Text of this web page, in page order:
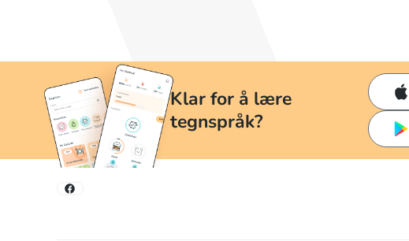
Klar for å lære
tegnspråk?
Lær tegnspråk når og hvor du vil